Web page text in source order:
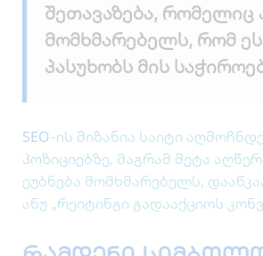
შეთავაზება, რომელიც
მომხმარებელს, რომ
პასუხობს მის
SEO-ის მიზანია საიტი
პოზიციებზე, მაგრამ მეტა
ეუბნება მომხმარებელს,
ანუ „რეიტინგი გადააქციოს